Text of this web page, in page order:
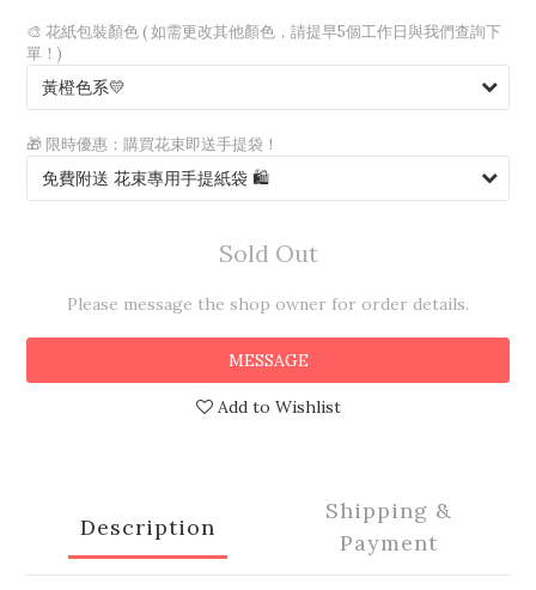
🎨 花紙包裝顏色 ( 如需更改其他顏色，請提早5個工作日與我們查詢下
單！)
🎁 限時優惠：購買花束即送手提袋！
Sold Out
Please message the shop owner for order details.
MESSAGE
Add to Wishlist
Description
Shipping &
Payment